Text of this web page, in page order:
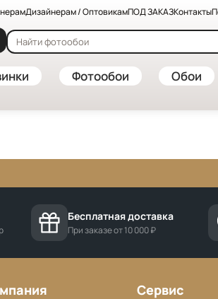
Дизайнерам / ОптовикамПОД ЗАКАЗКонтакты
Фотообои Обои
Бесплатная доставка
При заказе от 10 000 ₽
Сервис